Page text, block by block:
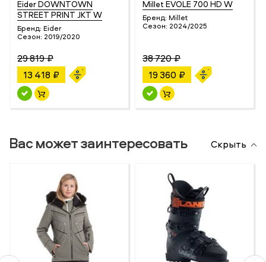
Eider DOWNTOWN
STREET PRINT JKT W
Бренд: Eider
Сезон: 2019/2020
29 819 ₽
13 418 ₽
Millet EVOLE 700 HD W
Бренд: Millet
Сезон: 2024/2025
38 720 ₽
19 360 ₽
Вас может заинтересовать Скрыть